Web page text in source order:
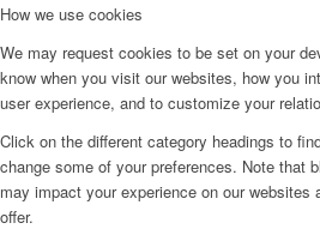
How we use cookies
We may request cookies to be set on your
know when you visit our websites, how you
user experience, and to customize your
Click on the different category headings to
change some of your preferences. Note that
may impact your experience on our websites
offer.